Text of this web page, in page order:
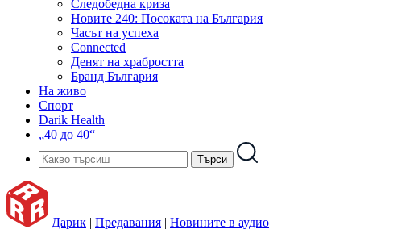
Следобедна криза
Новите 240: Посоката на България
Часът на успеха
Connected
Денят на храбростта
Бранд България
На живо
Спорт
Darik Health
„40 до 40“
Дарик | Предавания | Новините в аудио